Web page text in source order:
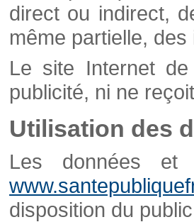
direct ou indirect,
même partielle,
Le site Internet
publicité, ni ne
Utilisation des
Les données et
disposition du